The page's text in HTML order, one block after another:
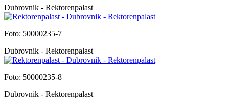
Dubrovnik - Rektorenpalast
Foto: 50000235-7
Dubrovnik - Rektorenpalast
Foto: 50000235-8
Dubrovnik - Rektorenpalast